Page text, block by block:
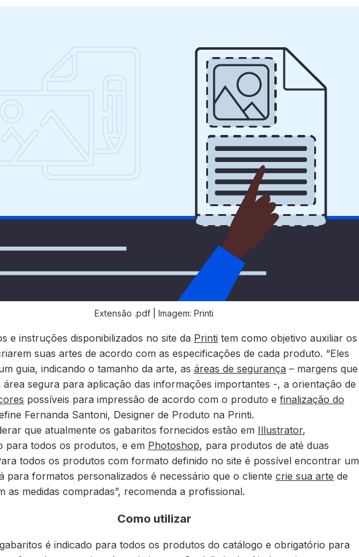
Extensão .pdf | Imagem: Printi
e instruções disponibilizados no site da Printi tem como objetivo auxiliar os
suas artes de acordo com as especificações de cada produto. “Eles
guia, indicando o tamanho da arte, as áreas de segurança – margens que
área segura para aplicação das informações importantes -, a orientação de
possíveis para impressão de acordo com o produto e finalização do
Fernanda Santoni, Designer de Produto na Printi.
que atualmente os gabaritos fornecidos estão em Illustrator,
para todos os produtos, e em Photoshop, para produtos de até duas
todos os produtos com formato definido no site é possível encontrar um
para formatos personalizados é necessário que o cliente crie sua arte de
as medidas compradas”, recomenda a profissional.
Como utilizar
é indicado para todos os produtos do catálogo e obrigatório para